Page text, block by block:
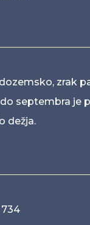
zrak
septembra je
dežja.
734